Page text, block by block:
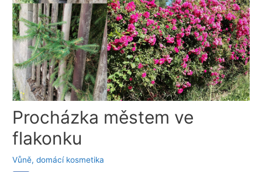
Procházka městem ve
flakonku
Vůně, domácí kosmetika